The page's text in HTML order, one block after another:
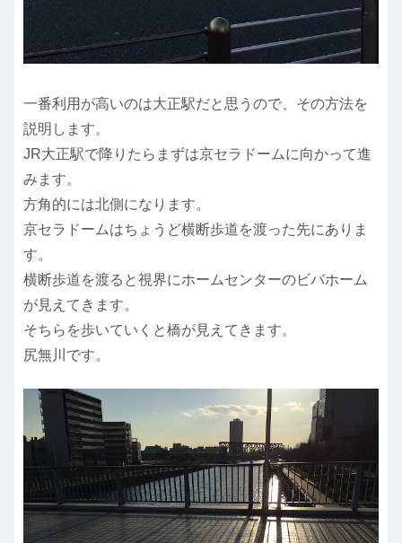
一番利用が高いのは大正駅だと思うので、その方法を
説明します。
JR大正駅で降りたらまずは京セラドームに向かって進
みます。
方角的には北側になります。
京セラドームはちょうど横断歩道を渡った先にありま
す。
横断歩道を渡ると視界にホームセンターのビバホーム
が見えてきます。
そちらを歩いていくと橋が見えてきます。
尻無川です。